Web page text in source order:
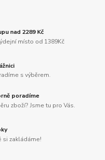
nad 2289 Kč
místo od 1389Kč
s výběrem.
poradíme
zboží? Jsme tu pro Vás.
si zakládáme!